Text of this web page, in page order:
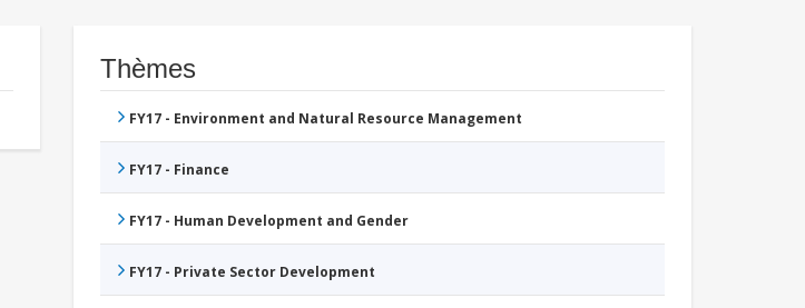
Thèmes
FY17 - Environment and Natural Resource Management
FY17 - Finance
FY17 - Human Development and Gender
FY17 - Private Sector Development